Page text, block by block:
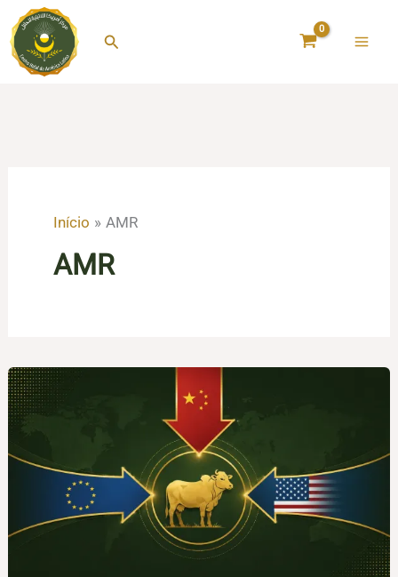
para
Pesquisar
Início AMR
AMR